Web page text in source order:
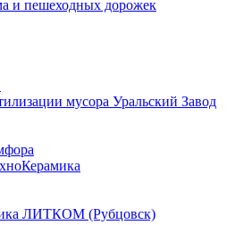
и пешеходных дорожек
мусора Уральский Завод
ЛИТКОМ (Рубцовск)